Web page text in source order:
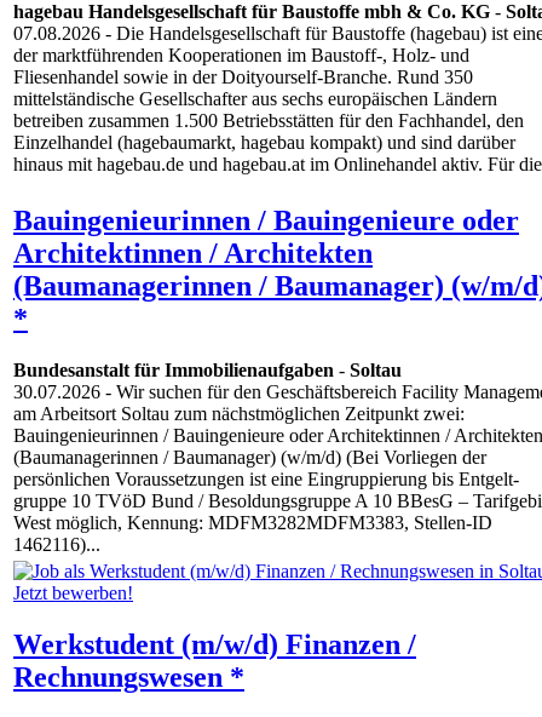
hagebau Handelsgesellschaft für Baustoffe mbh & Co. KG -
07.08.2026 - Die Handelsgesellschaft für Baustoffe (hagebau) ist
der marktführenden Kooperationen im Baustoff-, Holz- und
Fliesenhandel sowie in der Doityourself-Branche. Rund 350
mittelständische Gesellschafter aus sechs europäischen Ländern
betreiben zusammen 1.500 Betriebsstätten für den Fachhandel, den
Einzelhandel (hagebaumarkt, hagebau kompakt) und sind darüber
hinaus mit hagebau.de und hagebau.at im Onlinehandel aktiv. Für
Bauingenieurinnen / Bauingenieure oder
Architektinnen / Architekten
(Baumanagerinnen / Baumanager) (w/m/
*
Bundesanstalt für Immobilienaufgaben - Soltau
30.07.2026 - Wir suchen für den Geschäfts­bereich Facility
am Arbeitsort Soltau zum nächstmöglichen Zeitpunkt zwei:
Bauingenieurinnen / Bauingenieure oder Architektinnen / Architekten
(Baumanagerinnen / Baumanager) (w/m/d) (Bei Vorliegen der
persönlichen Voraussetzungen ist eine Eingruppierung bis Entgelt­
gruppe 10 TVöD Bund / Besoldungs­gruppe A 10 BBesG –
West möglich, Kennung: MDFM3282MDFM3383, Stellen‑ID
1462116)...
Werkstudent (m/w/d) Finanzen /
Rechnungswesen *